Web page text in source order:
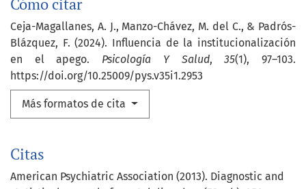
Cómo citar
Ceja-Magallanes, A. J., Manzo-Chávez, M. del C., & Padrós-
Blázquez, F. (2024). Influencia de la institucionalización
en el apego. Psicología Y Salud,35(1), 97–103.
https://doi.org/10.25009/pys.v35i1.2953
Más formatos de cita
Citas
American Psychiatric Association (2013). Diagnostic and